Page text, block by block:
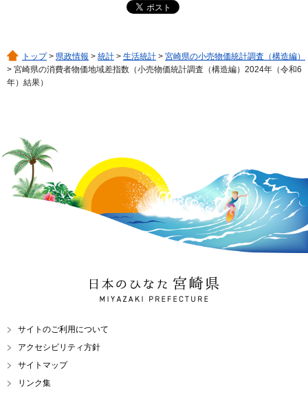
トップ> 県政情報 > 統計 > 生活統計 > 宮崎県の小売物価統計調査（構造編）
> 宮崎県の消費者物価地域差指数（小売物価統計調査（構造編）2024年（令和6
年）結果）
日本のひなた 宮崎県
MIYAZAKI PREFECTURE
サイトのご利用について
アクセシビリティ方針
サイトマップ
リンク集